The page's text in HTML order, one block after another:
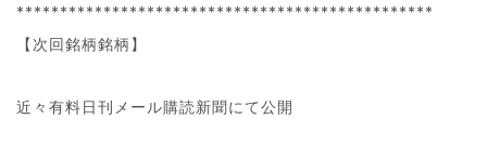
************************************************
【次回銘柄銘柄】
近々有料日刊メール購読新聞にて公開